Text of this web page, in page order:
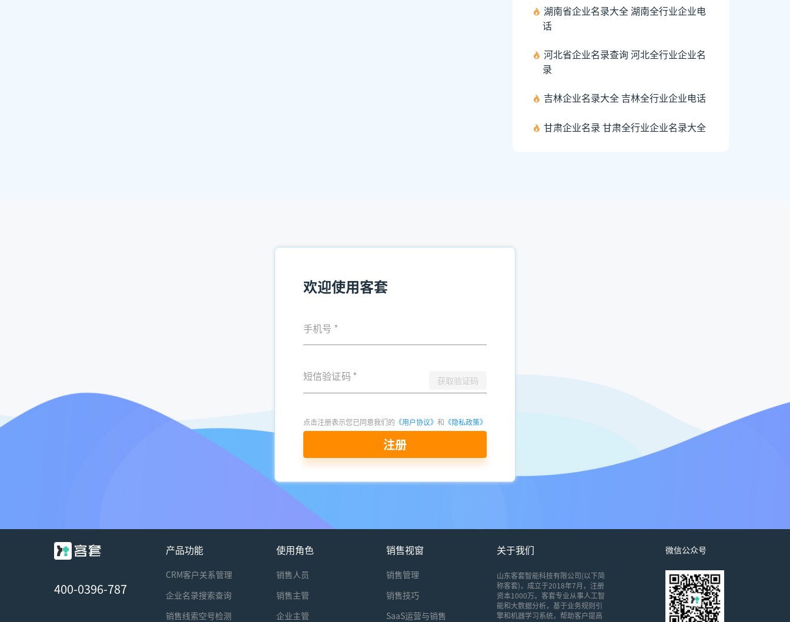
湖南省企业名录大全 湖南全行业企业电
话
河北省企业名录查询 河北全行业企业名
录
吉林企业名录大全 吉林全行业企业电话
甘肃企业名录 甘肃全行业企业名录大全
欢迎使用客套
手机号 *
短信验证码 * 获取验证码
点击注册表示您已同意我们的 《用户协议》 和 《隐私政策》
注册
400-0396-787
产品功能
CRM客户关系管理
企业名录搜索查询
销售线索空号检测
使用角色
销售人员
销售主管
企业主管
销售视窗
销售管理
销售技巧
SaaS运营与销售
关于我们
山东客套智能科技有限公司(以下简
称客套)，成立于2018年7月，注册
资本1000万。客套专业从事人工智
能和大数据分析，基于业务规则引
擎和机器学习系统，帮助客户提高
微信公众号